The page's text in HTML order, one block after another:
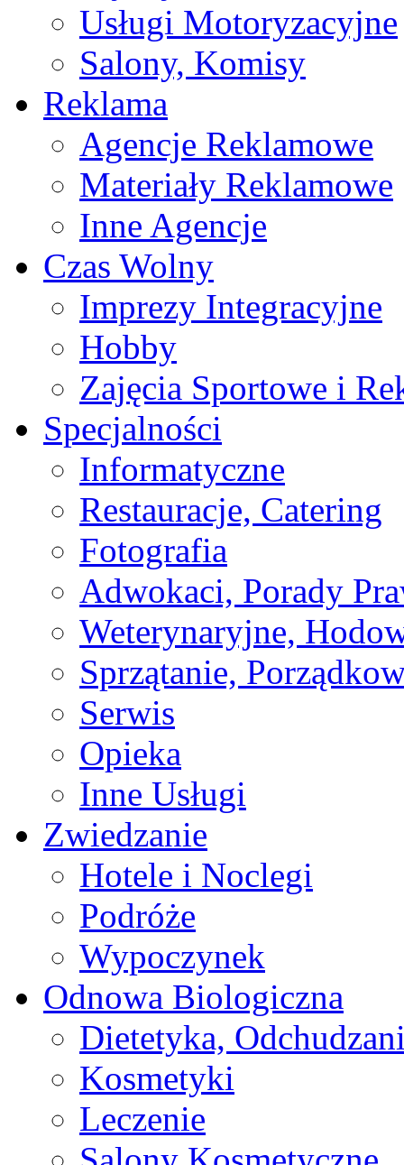
Usługi Motoryzacyjne
Salony, Komisy
Reklama
Agencje Reklamowe
Materiały Reklamowe
Inne Agencje
Czas Wolny
Imprezy Integracyjne
Hobby
Zajęcia Sportowe i
Specjalności
Informatyczne
Restauracje, Catering
Fotografia
Adwokaci, Porady
Weterynaryjne,
Sprzątanie,
Serwis
Opieka
Inne Usługi
Zwiedzanie
Hotele i Noclegi
Podróże
Wypoczynek
Odnowa Biologiczna
Dietetyka,
Kosmetyki
Leczenie